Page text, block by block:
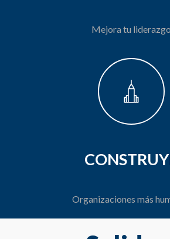
Mejora tu liderazgo
Organizaciones más